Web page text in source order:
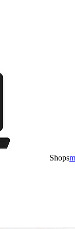
Shops